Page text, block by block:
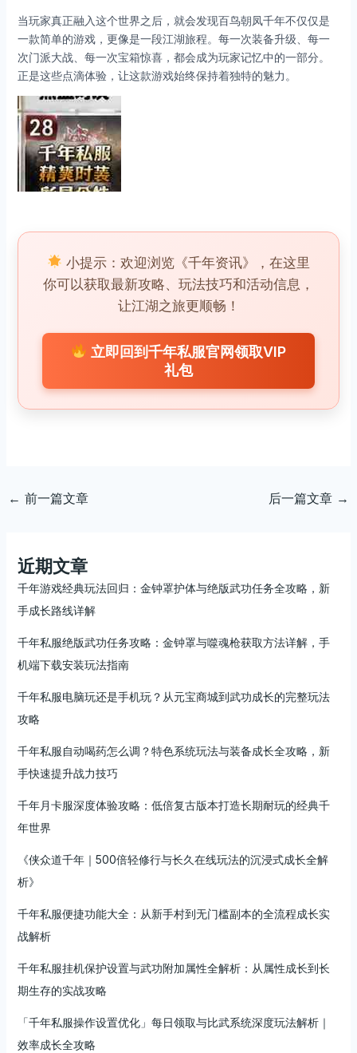
当玩家真正融入这个世界之后，就会发现百鸟朝凤千年不仅仅是
一款简单的游戏，更像是一段江湖旅程。每一次装备升级、每一
次门派大战、每一次宝箱惊喜，都会成为玩家记忆中的一部分。
正是这些点滴体验，让这款游戏始终保持着独特的魅力。
小提示：欢迎浏览《千年资讯》，在这里
你可以获取最新攻略、玩法技巧和活动信息，
让江湖之旅更顺畅！
立即回到千年私服官网领取VIP
礼包
← 前一篇文章 后一篇文章 →
近期文章
千年游戏经典玩法回归：金钟罩护体与绝版武功任务全攻略，新
手成长路线详解
千年私服绝版武功任务攻略：金钟罩与噬魂枪获取方法详解，手
机端下载安装玩法指南
千年私服电脑玩还是手机玩？从元宝商城到武功成长的完整玩法
攻略
千年私服自动喝药怎么调？特色系统玩法与装备成长全攻略，新
手快速提升战力技巧
千年月卡服深度体验攻略：低倍复古版本打造长期耐玩的经典千
年世界
《侠众道千年｜500倍轻修行与长久在线玩法的沉浸式成长全解
析》
千年私服便捷功能大全：从新手村到无门槛副本的全流程成长实
战解析
千年私服挂机保护设置与武功附加属性全解析：从属性成长到长
期生存的实战攻略
「千年私服操作设置优化」每日领取与比武系统深度玩法解析｜
效率成长全攻略